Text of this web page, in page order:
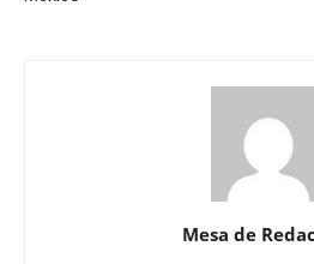
Mesa de